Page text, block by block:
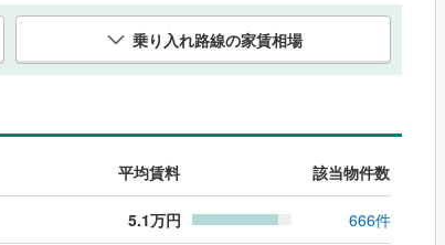
乗り入れ路線の家賃相場
平均賃料 該当物件数
5.1万円 666件